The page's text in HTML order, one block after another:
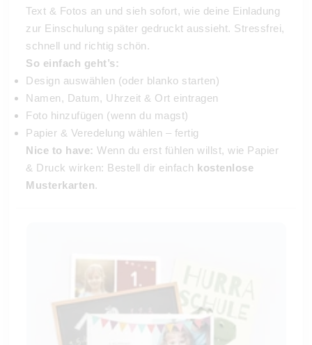
Text & Fotos an und sieh sofort, wie deine Einladung
zur Einschulung später gedruckt aussieht. Stressfrei,
schnell und richtig schön.
So einfach geht’s:
Design auswählen (oder blanko starten)
Namen, Datum, Uhrzeit & Ort eintragen
Foto hinzufügen (wenn du magst)
Papier & Veredelung wählen – fertig
Nice to have: Wenn du erst fühlen willst, wie Papier
& Druck wirken: Bestell dir einfach kostenlose
Musterkarten.